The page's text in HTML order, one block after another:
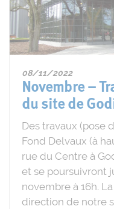
08/11/2022
Novembre –
du site de
Des travaux (pose
Fond Delvaux (à
rue du Centre à
et se poursuivront
novembre à 16h.
direction de notre